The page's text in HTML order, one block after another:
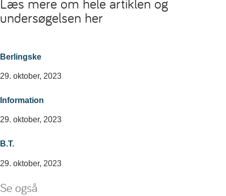
undersøgelsen her
Berlingske
29. oktober, 2023
Information
29. oktober, 2023
B.T.
29. oktober, 2023
Se også